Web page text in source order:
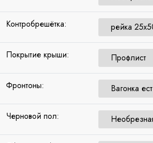
Контробрешётка:
Покрытие крыши:
Фронтоны:
Черновой пол: